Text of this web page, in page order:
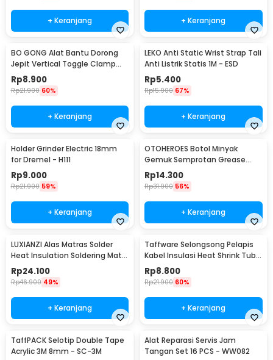
+ Keranjang + Keranjang
BO GONG Alat Bantu Dorong
Jepit Vertical Toggle Clamp
Hold Down Handle - GH-13009
Rp8.900
Rp21.900 60%
+ Keranjang
LEKO Anti Static Wrist Strap Tali
Anti Listrik Statis 1M - ESD
Rp5.400
Rp15.900 67%
+ Keranjang
Holder Grinder Electric 18mm
for Dremel - H111
Rp9.000
Rp21.900 59%
+ Keranjang
OTOHEROES Botol Minyak
Gemuk Semprotan Grease
Gun 250ml - Q001
Rp14.300
Rp31.900 56%
+ Keranjang
LUXIANZI Alas Matras Solder
Heat Insulation Soldering Mat
340x230mm - S-120B
Rp24.100
Rp46.900 49%
+ Keranjang
Taffware Selongsong Pelapis
Kabel Insulasi Heat Shrink Tube
127 PCS - RSG-AHZ
Rp8.800
Rp21.900 60%
+ Keranjang
TaffPACK Selotip Double Tape
Acrylic 3M 8mm - SC-3M
Alat Reparasi Servis Jam
Tangan Set 16 PCS - WW082